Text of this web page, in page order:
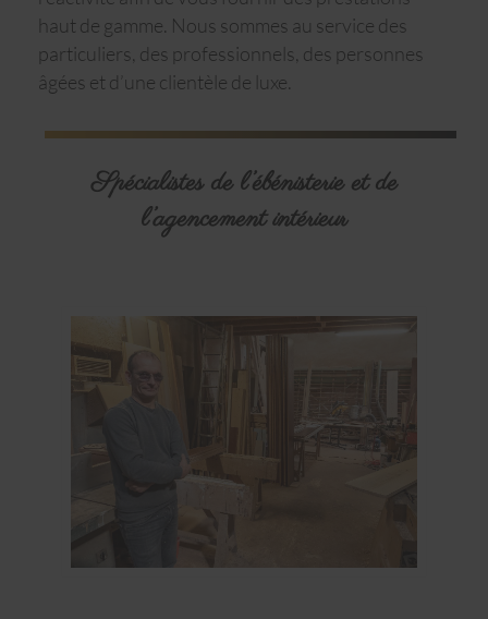
haut de gamme. Nous sommes au service des
particuliers, des professionnels, des personnes
âgées et d’une clientèle de luxe.
Spécialistes de l’ébénisterie et de
l’agencement intérieur